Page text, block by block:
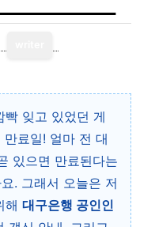
빡 잊고 있었던 게
료일! 얼마 전 대
있으면 만료된다는
. 그래서 오늘은 저
해 대구은행 공인인